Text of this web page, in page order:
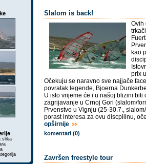
slika
Slalom is back!
Ovih
kao
prix
Očekuju se naravno sve najjače
povratak legende, Bjoerna
U isto vrijeme će i u našoj blizini biti
zagrijavanje u Crnoj Gori (slalom/
Prvenstvo u Vignju (25-30.7.,
porast interesa za ovu discpilinu,
opširnije
komentari (0)
Završen freestyle tour